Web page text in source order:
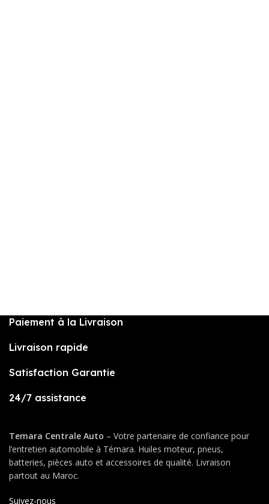
Paiement à la Livraison
Livraison rapide
Satisfaction Garantie
24/7 assistance
Temara Centrale Auto – Votre partenaire de confiance pour
l’entretien automobile à Témara. Huiles moteur, pneus,
batteries, pièces auto et accessoires de qualité. Livraison
partout au Maroc.
Suivez-nous